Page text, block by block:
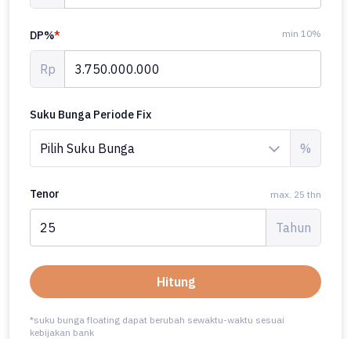
DP%* min 10%
Rp
Suku Bunga Periode Fix
%
Tenor max. 25 thn
Tahun
Hitung
*suku bunga floating dapat berubah sewaktu-waktu sesuai
kebijakan bank